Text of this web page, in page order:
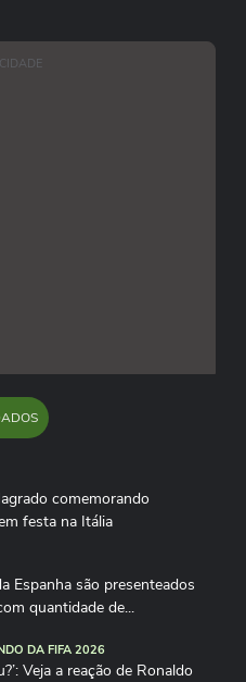
comemorando
festa na Itália
Espanha são presenteados
quantidade de...
DA FIFA 2026
Veja a reação de Ronaldo